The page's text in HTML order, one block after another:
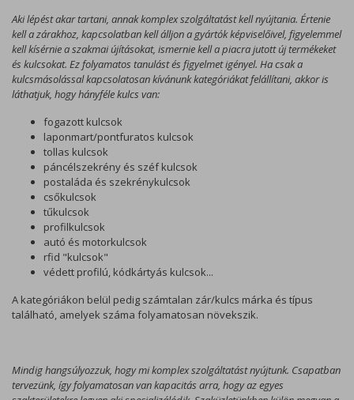
Aki lépést akar tartani, annak komplex szolgáltatást kell nyújtania. Értenie
kell a zárakhoz, kapcsolatban kell álljon a gyártók képviselőivel, figyelemmel
kell kísérnie a szakmai újításokat, ismernie kell a piacra jutott új termékeket
és kulcsokat. Ez folyamatos tanulást és figyelmet igényel. Ha csak a
kulcsmásolással kapcsolatosan kívánunk kategóriákat felállítani, akkor is
láthatjuk, hogy hányféle kulcs van:
fogazott kulcsok
laponmart/pontfuratos kulcsok
tollas kulcsok
páncélszekrény és széf kulcsok
postaláda és szekrénykulcsok
csőkulcsok
tűkulcsok
profilkulcsok
autó és motorkulcsok
rfid "kulcsok"
védett profilú, kódkártyás kulcsok...
A kategóriákon belül pedig számtalan zár/kulcs márka és típus
található, amelyek száma folyamatosan növekszik.
Mindig hangsúlyozzuk, hogy mi komplex szolgáltatást nyújtunk. Csapatban
tervezünk, így folyamatosan van kapacitás arra, hogy az egyes